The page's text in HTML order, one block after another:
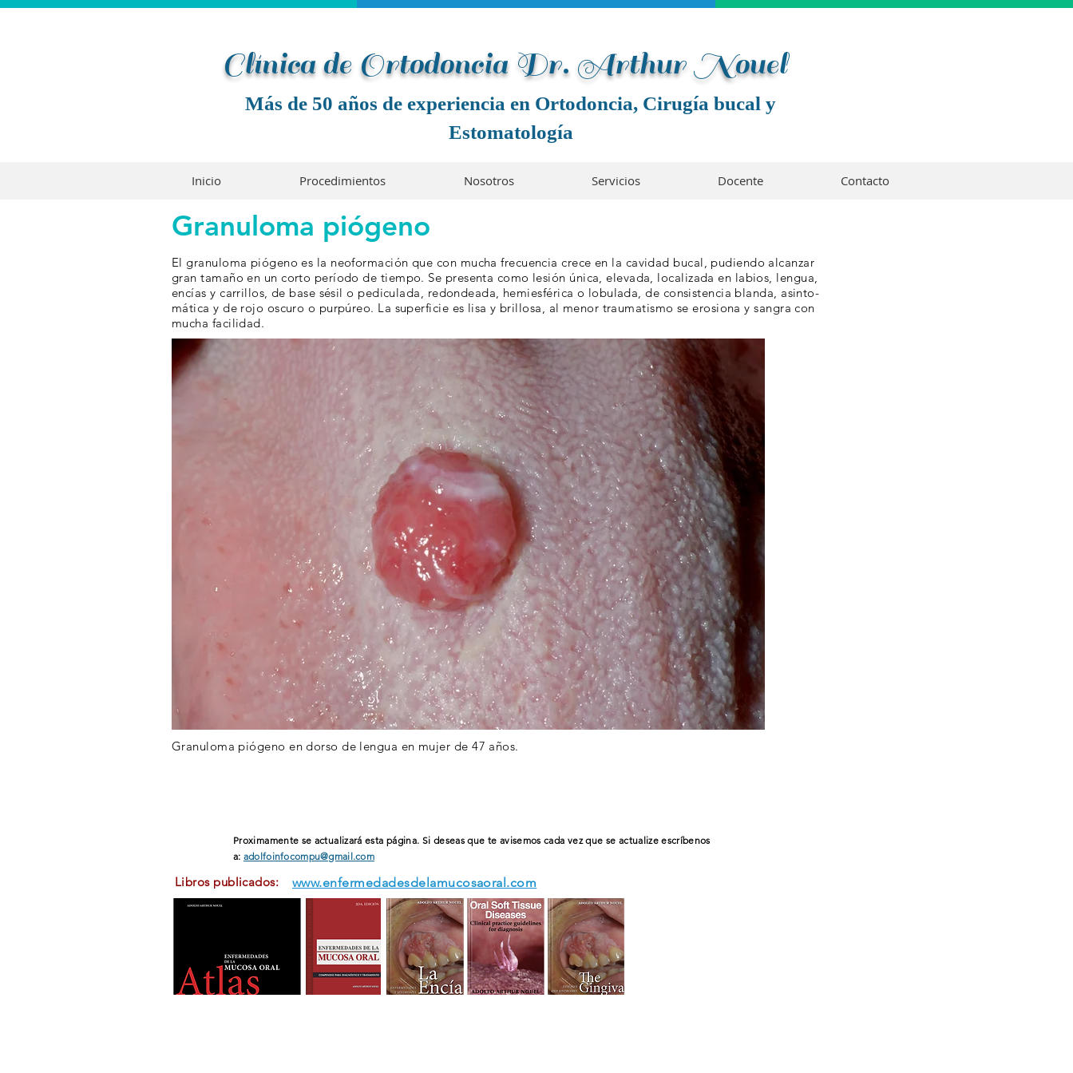
Clínica de Ortodoncia Dr. Arthur Nouel
Más de 50 años de experiencia en Ortodoncia, Cirugía bucal y
Estomatología
Inicio Procedimientos Nosotros Servicios Docente Contacto
Granuloma piógeno
El granuloma piógeno es la neoformación que con mucha frecuencia crece en la cavidad bucal, pudiendo alcanzar
gran tamaño en un corto período de tiempo. Se presenta como lesión única, elevada, localizada en labios, lengua,
encías y carrillos, de base sésil o pediculada, redondeada, hemiesférica o lobulada, de consistencia blanda, asinto-
mática y de rojo oscuro o purpúreo. La superficie es lisa y brillosa, al menor traumatismo se erosiona y sangra con
mucha facilidad.
Granuloma piógeno en dorso de lengua en mujer de 47 años.
Proximamente se actualizará esta página. Si deseas que te avisemos cada vez que se actualizeescríbenos
a: adolfoinfocompu@gmail.com
Libros publicados: www.enfermedadesdelamucosaoral.com